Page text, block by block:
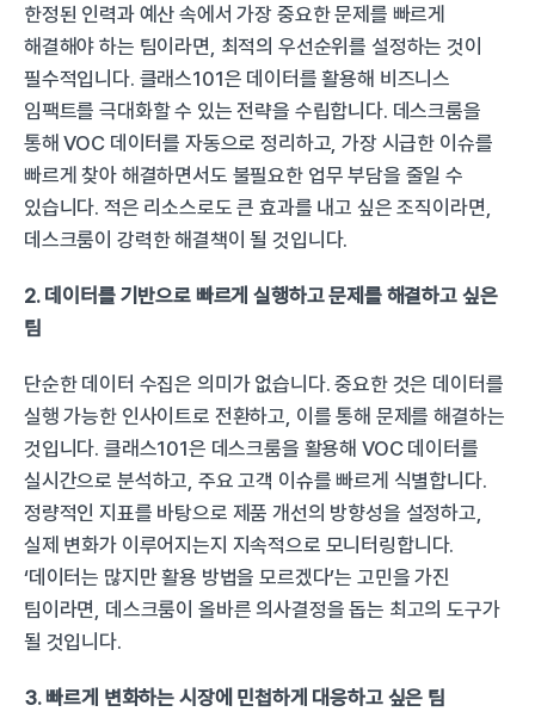
한정된 인력과 예산 속에서 가장 중요한 문제를 빠르게
해결해야 하는 팀이라면, 최적의 우선순위를 설정하는 것이
필수적입니다. 클래스101은 데이터를 활용해 비즈니스
임팩트를 극대화할 수 있는 전략을 수립합니다. 데스크룸을
통해 VOC 데이터를 자동으로 정리하고, 가장 시급한 이슈를
빠르게 찾아 해결하면서도 불필요한 업무 부담을 줄일 수
있습니다. 적은 리소스로도 큰 효과를 내고 싶은 조직이라면,
데스크룸이 강력한 해결책이 될 것입니다.
2. 데이터를 기반으로 빠르게 실행하고 문제를 해결하고 싶은
팀
단순한 데이터 수집은 의미가 없습니다. 중요한 것은 데이터를
실행 가능한 인사이트로 전환하고, 이를 통해 문제를 해결하는
것입니다. 클래스101은 데스크룸을 활용해 VOC 데이터를
실시간으로 분석하고, 주요 고객 이슈를 빠르게 식별합니다.
정량적인 지표를 바탕으로 제품 개선의 방향성을 설정하고,
실제 변화가 이루어지는지 지속적으로 모니터링합니다.
‘데이터는 많지만 활용 방법을 모르겠다’는 고민을 가진
팀이라면, 데스크룸이 올바른 의사결정을 돕는 최고의 도구가
될 것입니다.
3. 빠르게 변화하는 시장에 민첩하게 대응하고 싶은 팀